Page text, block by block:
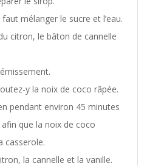
mélanger le sucre et l’eau.
citron, le bâton de cannelle
y la noix de coco râpée.
pendant environ 45 minutes
que la noix de coco
casserole.
la cannelle et la vanille.